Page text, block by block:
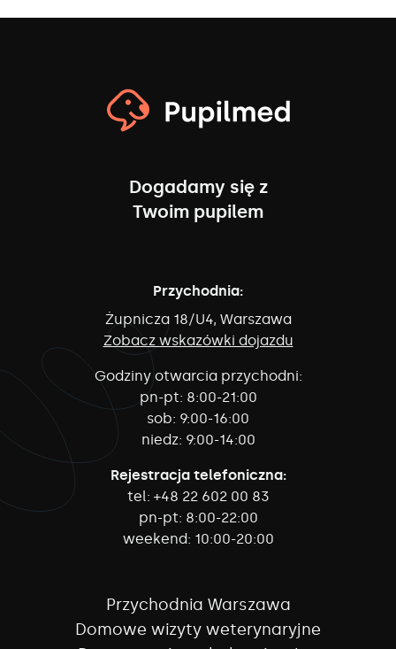
Dogadamy się z
Twoim pupilem
Przychodnia:
Żupnicza 18/U4, Warszawa
Zobacz wskazówki dojazdu
Godziny otwarcia przychodni:
pn-pt: 8:00-21:00
sob: 9:00-16:00
niedz: 9:00-14:00
Rejestracja telefoniczna:
tel: +48 22 602 00 83
pn-pt: 8:00-22:00
weekend: 10:00-20:00
Przychodnia Warszawa
Domowe wizyty weterynaryjne